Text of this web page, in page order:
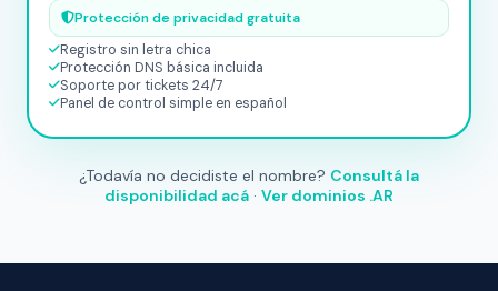
Protección de privacidad gratuita
Registro sin letra chica
Protección DNS básica incluida
Soporte por tickets 24/7
Panel de control simple en español
¿Todavía no decidiste el nombre? Consultá la
disponibilidad acá · Ver dominios .AR